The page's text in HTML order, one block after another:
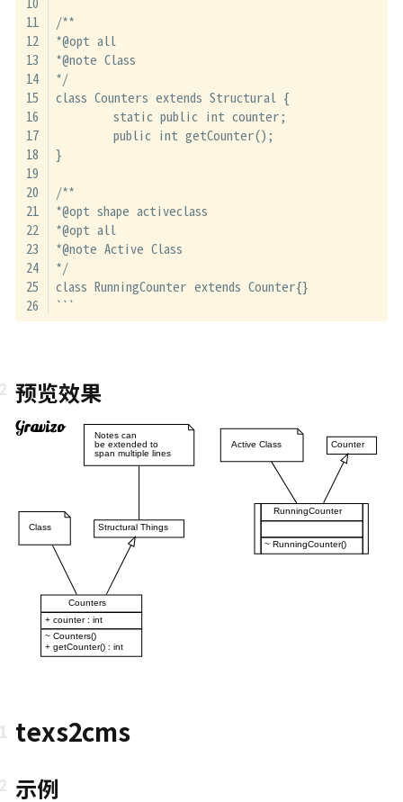
/**
*@opt all
*@note Class
*/
class Counters extends Structural {
        static public int counter;
        public int getCounter();
}
/**
*@opt shape activeclass
*@opt all
*@note Active Class
*/
class RunningCounter extends Counter{}
```
预览效果
texs2cms
示例